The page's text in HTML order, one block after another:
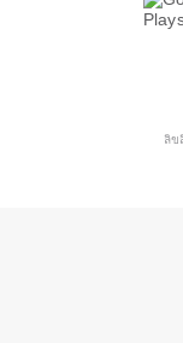
ลิข